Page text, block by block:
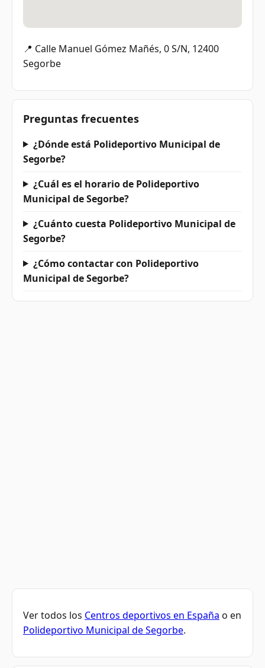
📍 Calle Manuel Gómez Mañés, 0 S/N, 12400
Segorbe
Preguntas frecuentes
¿Dónde está Polideportivo Municipal de
Segorbe?
¿Cuál es el horario de Polideportivo
Municipal de Segorbe?
¿Cuánto cuesta Polideportivo Municipal de
Segorbe?
¿Cómo contactar con Polideportivo
Municipal de Segorbe?
Ver todos los Centros deportivos en España o en
Polideportivo Municipal de Segorbe.